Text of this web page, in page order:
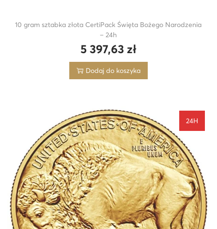
10 gram sztabka złota CertiPack Święta Bożego Narodzenia
– 24h
5 397,63 zł
Dodaj do koszyka
24H